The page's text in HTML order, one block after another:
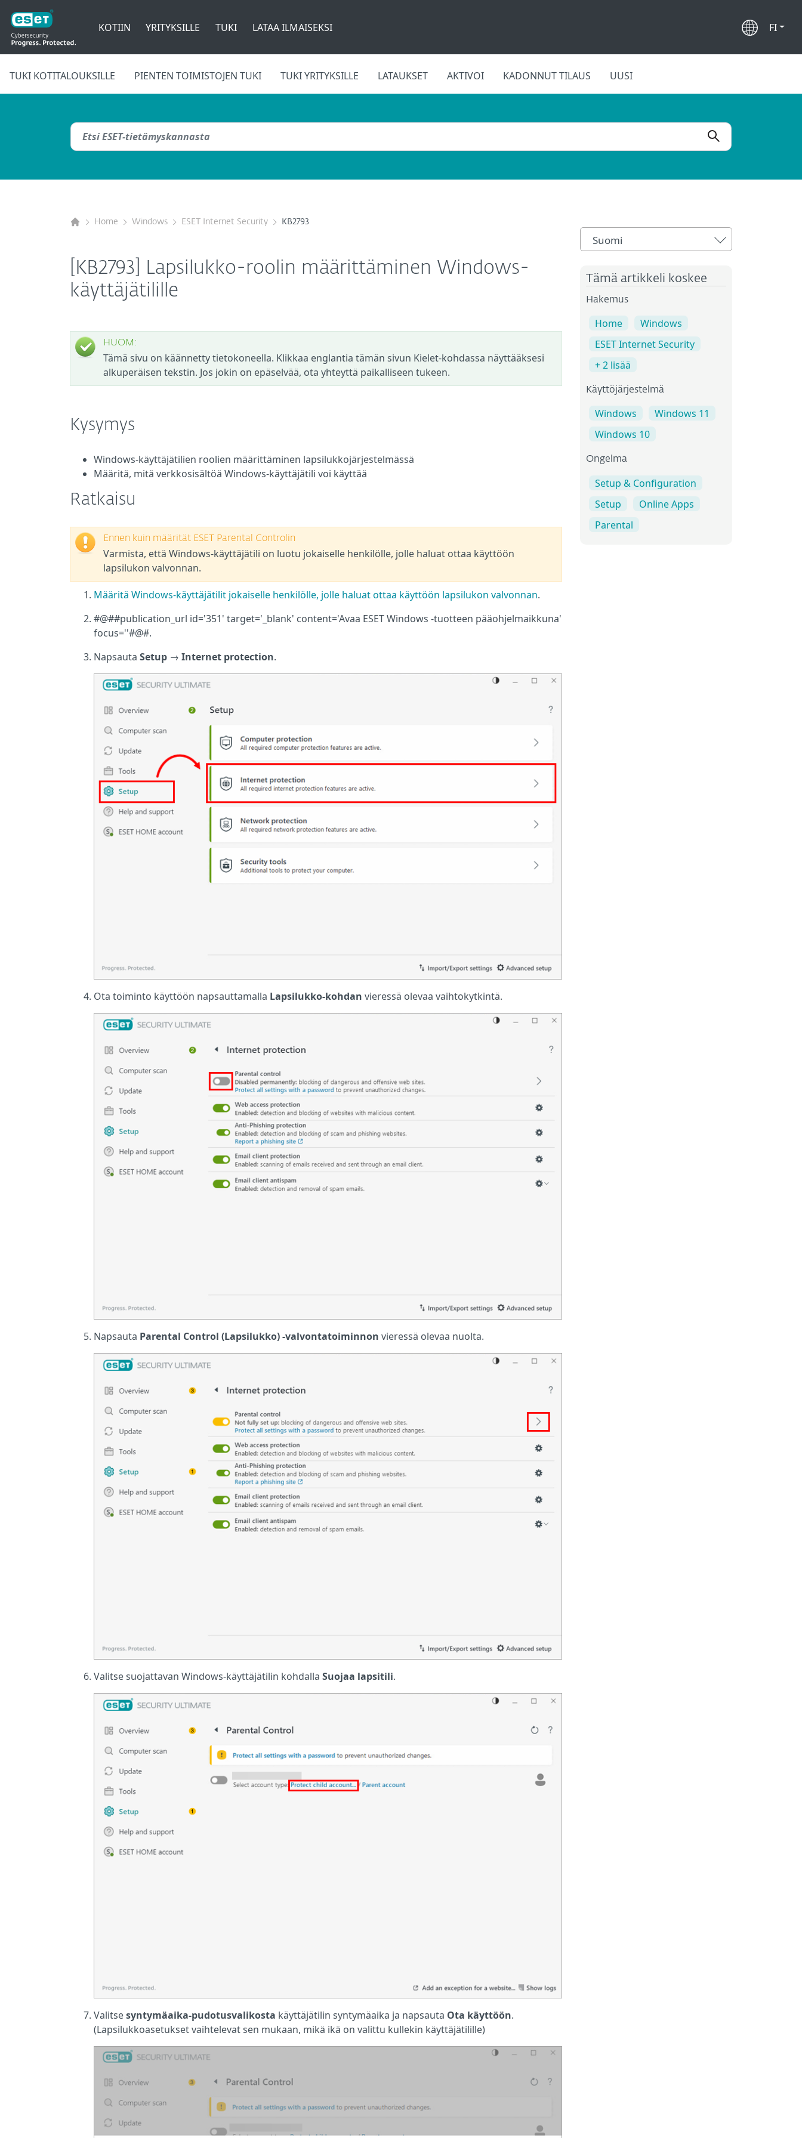
KOTIIN YRITYKSILLE TUKI LATAA ILMAISEKSI FI
TUKI KOTITALOUKSILLE PIENTEN TOIMISTOJEN TUKI TUKI YRITYKSILLE LATAUKSET AKTIVOI KADONNUT TILAUS UUSI
Home Windows ESET Internet Security KB2793
[KB2793] Lapsilukko-roolin määrittäminen Windows-
käyttäjätilille
HUOM:
Tämä sivu on käännetty tietokoneella. Klikkaa englantia tämän sivun Kielet-kohdassa näyttääksesi
alkuperäisen tekstin. Jos jokin on epäselvää, ota yhteyttä paikalliseen tukeen.
Kysymys
Windows-käyttäjätilien roolien määrittäminen lapsilukkojärjestelmässä
Määritä, mitä verkkosisältöä Windows-käyttäjätili voi käyttää
Ratkaisu
Ennen kuin määrität ESET Parental Controlin
Varmista, että Windows-käyttäjätili on luotu jokaiselle henkilölle, jolle haluat ottaa käyttöön
lapsilukon valvonnan.
Määritä Windows-käyttäjätilit jokaiselle henkilölle, jolle haluat ottaa käyttöön lapsilukon valvonnan.
#@##publication_url id='351' target='_blank' content='Avaa ESET Windows -tuotteen pääohjelmaikkuna'
focus=''#@#.
Napsauta Setup → Internet protection.
Ota toiminto käyttöön napsauttamalla Lapsilukko-kohdan vieressä olevaa vaihtokytkintä.
Napsauta Parental Control (Lapsilukko) -valvontatoiminnon vieressä olevaa nuolta.
Valitse suojattavan Windows-käyttäjätilin kohdalla Suojaa lapsitili.
Valitsesyntymäaika-pudotusvalikosta käyttäjätilin syntymäaika ja napsauta Ota käyttöön.
(Lapsilukkoasetukset vaihtelevat sen mukaan, mikä ikä on valittu kullekin käyttäjätilille)
Suomi
Tämä artikkeli koskee
Hakemus
Home
Windows
ESET Internet Security
+ 2 lisää
Käyttöjärjestelmä
Windows
Windows 11
Windows 10
Ongelma
Setup & Configuration
Setup
Online Apps
Parental